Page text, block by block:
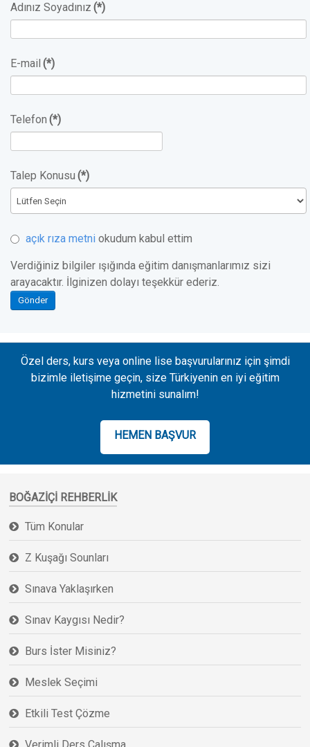
Adınız Soyadınız (*)
E-mail (*)
Telefon (*)
Talep Konusu (*)
açık rıza metni okudum kabul ettim
Verdiğiniz bilgiler ışığında eğitim danışmanlarımız sizi
arayacaktır. İlginizen dolayı teşekkür ederiz.
Gönder
Özel ders, kurs veya online lise başvurularınız için şimdi
bizimle iletişime geçin, size Türkiyenin en iyi eğitim
hizmetini sunalım!
HEMEN BAŞVUR
BOĞAZIÇI REHBERLIK
Tüm Konular
Z Kuşağı Sounları
Sınava Yaklaşırken
Sınav Kaygısı Nedir?
Burs İster Misiniz?
Meslek Seçimi
Etkili Test Çözme
Verimli Ders Çalışma